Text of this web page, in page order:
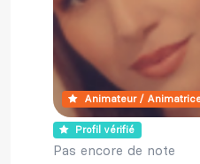
Animateur /
Profil vérifié
Pas encore de note